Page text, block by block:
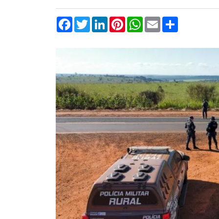
FacebookTwitterLinkedInPinterestWhatsApp
Email